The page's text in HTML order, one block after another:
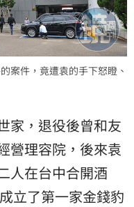
案件，竟遭袁的手下怒瞪、
家，退役後曾和友
營理容院，後來袁
人在台中合開酒
立了第一家金錢豹